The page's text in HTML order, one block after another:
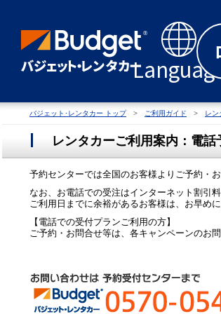
バジェット･レンタカー トップ ご利用ガイド レン
レンタカーご利用案内：電話
予約センターでは全国のお客様よりご予約・
なお、お電話での受注はインターネット割引
ご利用日までに余裕があるお客様は、お早め
【電話での受付プランご利用の方】
ご予約・お問合せ等は、各キャンペーンのお